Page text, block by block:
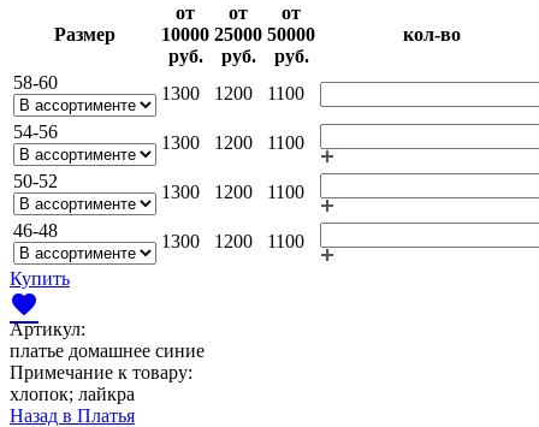
Раз­мер
от
10000­
руб.
от
25000­
руб.
от
50000­
руб.
кол-во
58-60
1300 1200
1100
54-56
1300 1200
1100
50-52
1300 1200
1100
46-48
1300 1200
1100
Купить
favorite
Артикул:
платье домашнее синие
Примечание к товару:
хлопок; лайкра
Назад в Платья